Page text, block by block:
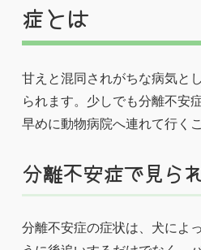
症とは
甘えと混同されがちな病気と
られます。少しでも分離不安
早めに動物病院へ連れて行く
分離不安症で見ら
分離不安症の症状は、犬によ